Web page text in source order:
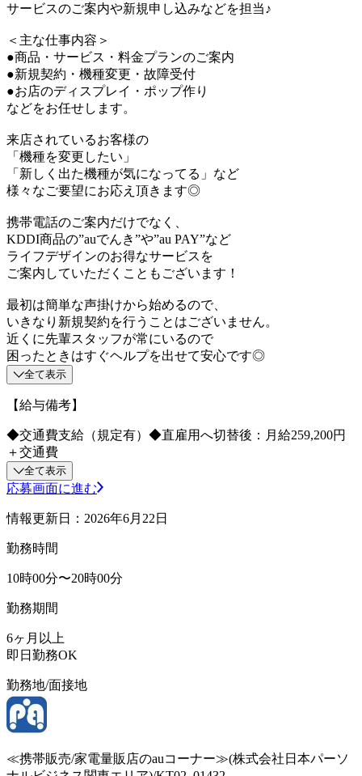
サービスのご案内や新規申し込みなどを担当♪
＜主な仕事内容＞
●商品・サービス・料金プランのご案内
●新規契約・機種変更・故障受付
●お店のディスプレイ・ポップ作り
などをお任せします。
来店されているお客様の
「機種を変更したい」
「新しく出た機種が気になってる」など
様々なご要望にお応え頂きます◎
携帯電話のご案内だけでなく、
KDDI商品の”auでんき”や”au PAY”など
ライフデザインのお得なサービスを
ご案内していただくこともございます！
最初は簡単な声掛けから始めるので、
いきなり新規契約を行うことはございません。
近くに先輩スタッフが常にいるので
困ったときはすぐヘルプを出せて安心です◎
全て表示
【給与備考】
◆交通費支給（規定有）◆直雇用へ切替後：月給259,200円
＋交通費
全て表示
応募画面に進む
情報更新日：2026年6月22日
勤務時間
10時00分〜20時00分
勤務期間
6ヶ月以上
即日勤務OK
勤務地/面接地
≪携帯販売/家電量販店のauコーナー≫(株式会社日本パーソ